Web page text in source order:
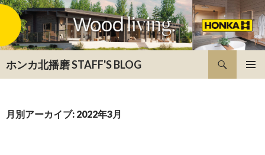
ホンカ北播磨 STAFF'S BLOG
索
ン
月別アーカイブ: 2022年3月